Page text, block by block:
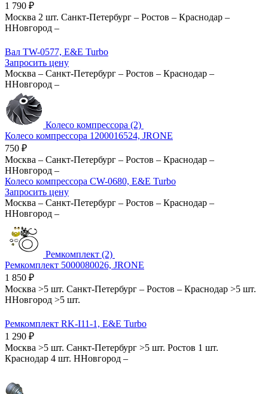
1 790 ₽
Москва 2 шт. Санкт-Петербург – Ростов – Краснодар –
ННовгород –
Вал TW-0577, E&E Turbo
Запросить цену
Москва – Санкт-Петербург – Ростов – Краснодар –
ННовгород –
Колесо компрессора (2)
Колесо компрессора 1200016524, JRONE
750 ₽
Москва – Санкт-Петербург – Ростов – Краснодар –
ННовгород –
Колесо компрессора CW-0680, E&E Turbo
Запросить цену
Москва – Санкт-Петербург – Ростов – Краснодар –
ННовгород –
Ремкомплект (2)
Ремкомплект 5000080026, JRONE
1 850 ₽
Москва >5 шт. Санкт-Петербург – Ростов – Краснодар >5 шт.
ННовгород >5 шт.
Ремкомплект RK-I11-1, E&E Turbo
1 290 ₽
Москва >5 шт. Санкт-Петербург >5 шт. Ростов 1 шт.
Краснодар 4 шт. ННовгород –